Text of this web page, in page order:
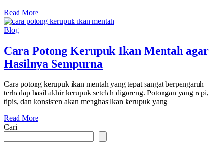
Read More
Blog
Cara Potong Kerupuk Ikan Mentah agar
Hasilnya Sempurna
Cara potong kerupuk ikan mentah yang tepat sangat berpengaruh
terhadap hasil akhir kerupuk setelah digoreng. Potongan yang rapi,
tipis, dan konsisten akan menghasilkan kerupuk yang
Read More
Cari